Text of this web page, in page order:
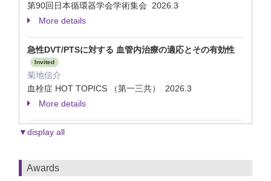
第90回日本循環器学会学術集会 2026.3
More details
急性DVT/PTSに対する 血管内治療の適応とその有効性
Invited
菊地信介
血栓症 HOT TOPICS （第一三共） 2026.3
More details
▼display all
Awards